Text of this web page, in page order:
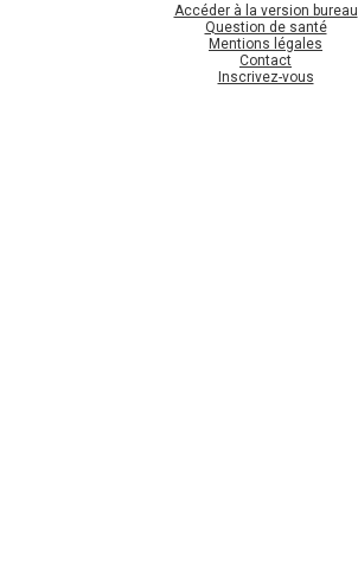
Accéder à la version bureau
Question de santé
Mentions légales
Contact
Inscrivez-vous